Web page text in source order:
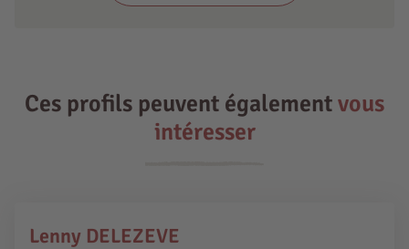
Ces profils peuvent égalementvous
intéresser
Lenny DELEZEVE